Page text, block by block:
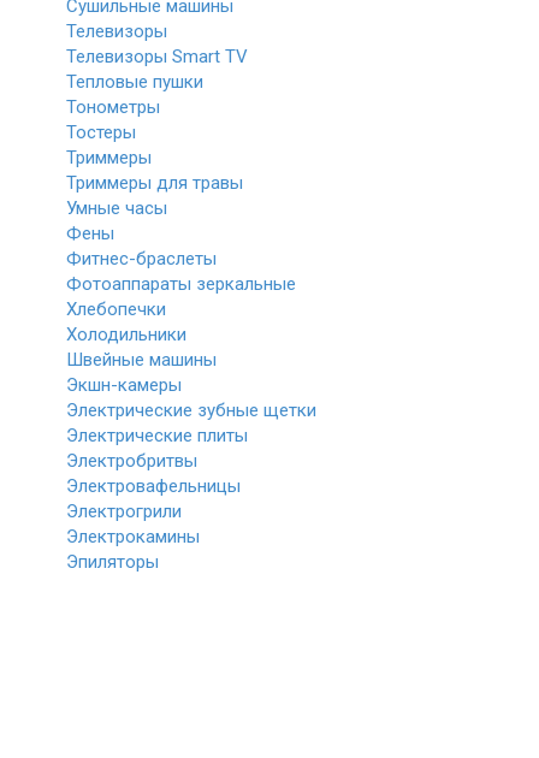
Сушильные машины
Телевизоры
Телевизоры Smart TV
Тепловые пушки
Тонометры
Тостеры
Триммеры
Триммеры для травы
Умные часы
Фены
Фитнес-браслеты
Фотоаппараты зеркальные
Хлебопечки
Холодильники
Швейные машины
Экшн-камеры
Электрические зубные щетки
Электрические плиты
Электробритвы
Электровафельницы
Электрогрили
Электрокамины
Эпиляторы